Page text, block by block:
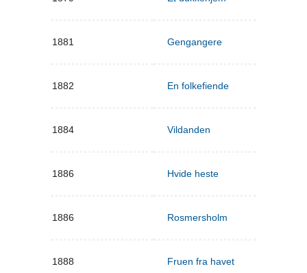
1881 Gengangere
1882 En folkefiende
1884 Vildanden
1886 Hvide heste
1886 Rosmersholm
1888 Fruen fra havet